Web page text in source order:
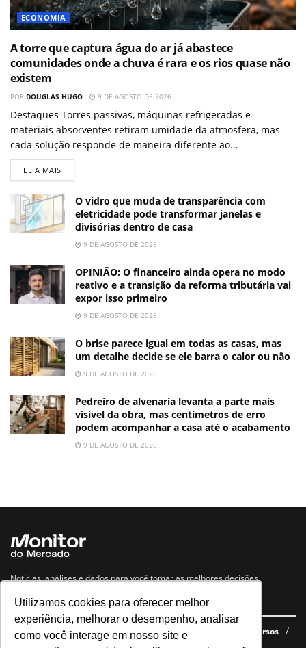
Utilizamos cookies para oferecer melhor
experiência, melhorar o desempenho, analisar
como você interage em nosso site e
ECONOMIA
A torre que captura água do ar já abastece
comunidades onde a chuva é rara e os rios quase não
existem
POR DOUGLAS HUGO 9 DE AGOSTO DE 2026
Destaques Torres passivas, máquinas refrigeradas e
materiais absorventes retiram umidade da atmosfera, mas
cada solução responde de maneira diferente ao...
LEIA MAIS
O vidro que muda de transparência com
eletricidade pode transformar janelas e
divisórias dentro de casa
9 DE AGOSTO DE 2026
OPINIÃO: O financeiro ainda opera no modo
reativo e a transição da reforma tributária vai
expor isso primeiro
9 DE AGOSTO DE 2026
O brise parece igual em todas as casas, mas
um detalhe decide se ele barra o calor ou não
9 DE AGOSTO DE 2026
Pedreiro de alvenaria levanta a parte mais
visível da obra, mas centímetros de erro
podem acompanhar a casa até o acabamento
9 DE AGOSTO DE 2026
Notícias, análises e dados para você tomar as melhores decisões.
Navegue no site
Últimas notícias Quem somos E-books gratuitos
Cursos